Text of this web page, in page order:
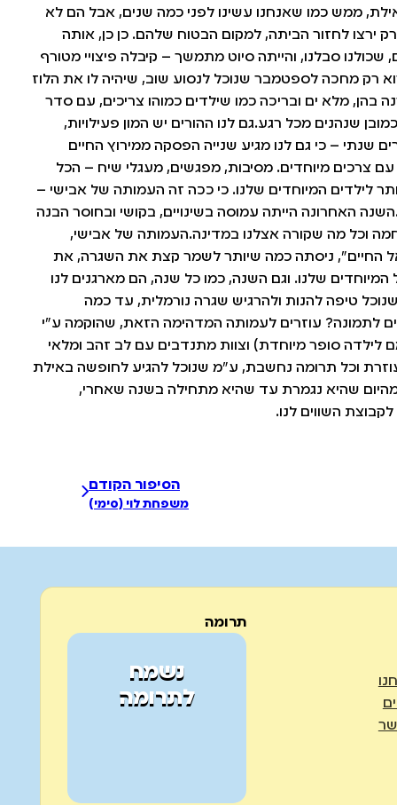
ממש כמו שאנחנו עשינו לפני כמה שנים, אבל הם לא
ירצו לחזור הביתה, למקום הבטוח שלהם. כן כן, אותה
סבלנו, והייתה סיוט מתמשך – קיבלה פיצויי מטורף
רק מחכה לספטמבר שנוכל לנסוע שוב, שיהיה לו את הלוז
בהן, מלא ים ובריכה כמו שילדים כמוהו צריכים, עם סדר
שנהנים מכל רגע.גם לנו ההורים יש המון פעילויות,
שנתי – כי גם לנו מגיע שנייה הפסקה ממירוץ החיים
צרכים מיוחדים. מסיבות, מפגשים, מעגלי שיח – הכל
לילדים המיוחדים שלנו. כי ככה זה העמותה של אבישי –
האחרונה הייתה עמוסה בשינויים, בקושי ובחוסר הבנה
וכל מה שקורה אצלנו במדינה.העמותה של אבישי,
החיים", ניסתה כמה שיותר לשמר קצת את השגרה, את
שלנו. וגם השנה, כמו כל שנה, הם מארגנים לנו
טיפה להנות ולהרגיש שגרה נורמלית, עד כמה
לתמונה? עוזרים לעמותה המדהימה הזאת, שהוקמה ע"י
לילדה סופר מיוחדת) וצוות מתנדבים עם לב זהב ומלאי
וכל תרומה נחשבת, ע"מ שנוכל להגיע לחופשה באילת
שהיא נגמרת עד שהיא מתחילה בשנה שאחרי,
השווים לנו.
הסיפור הקודם
משפחת לוי (סימי)
תרומה
נשמח
לתרומה